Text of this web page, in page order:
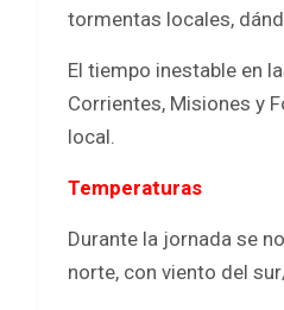
tormentas locales,
El tiempo inestable en
Corrientes, Misiones y
local.
Temperaturas
Durante la jornada se
norte, con viento del